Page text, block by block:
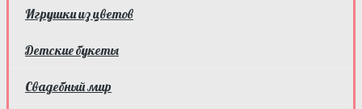
Игрушки из цветов
Детские букеты
Свадебный мир